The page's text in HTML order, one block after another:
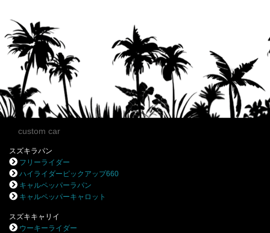
custom car
スズキラパン
フリーライダー
ハイライダーピックアップ660
キャルペッパーラパン
キャルペッパーキャロット
スズキキャリイ
ウーキーライダー